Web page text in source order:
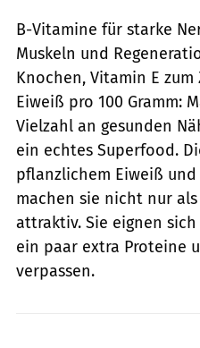
B-Vitamine für starke
Muskeln und
Knochen, Vitamin E zum
Eiweiß pro 100 Gramm:
Vielzahl an gesunden
ein echtes Superfood.
pflanzlichem Eiweiß
machen sie nicht nur
attraktiv. Sie eignen sich
ein paar extra Proteine
verpassen.